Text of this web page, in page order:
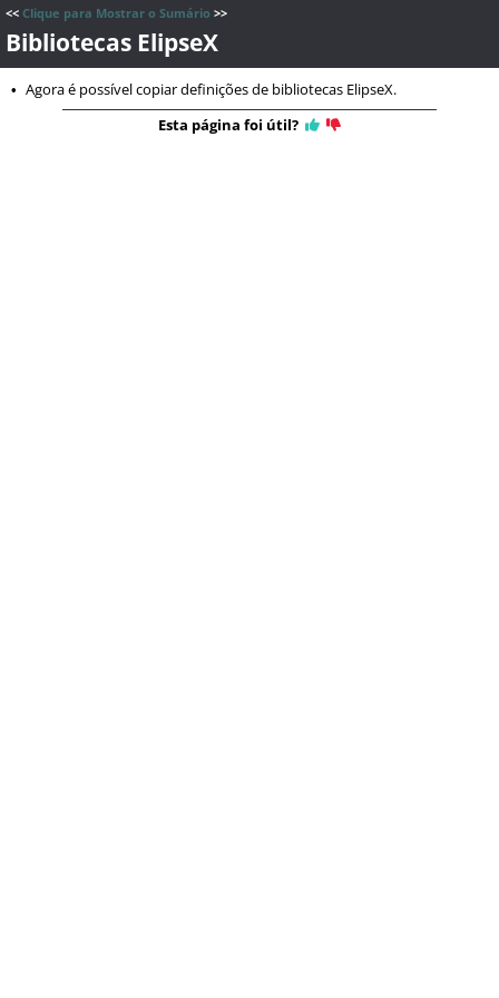
<< Clique para Mostrar o Sumário >>
Bibliotecas ElipseX
• Agora é possível copiar definições de bibliotecas ElipseX.
Esta página foi útil?